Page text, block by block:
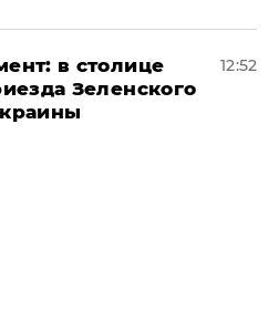
в столице
Зеленского
12:52